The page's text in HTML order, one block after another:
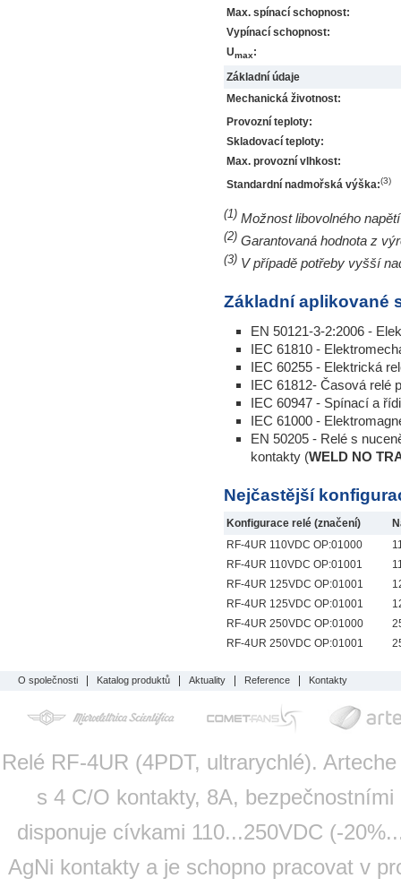
Max. spínací schopnost:
Vypínací schopnost:
Umax:
Základní údaje
Mechanická životnost:
Provozní teploty:
Skladovací teploty:
Max. provozní vlhkost:
Standardní nadmořská výška:(3)
(1) Možnost libovolného
(2) Garantovaná hodnota z
(3) V případě potřeby vyšší
Základní aplikované
EN 50121-3-2:2006 -
IEC 61810 -
IEC 60255 - Elektrická
IEC 61812- Časová relé
IEC 60947 - Spínací a
IEC 61000 -
EN 50205 - Relé s
kontakty (WELD NO
Nejčastější
Konfigurace relé (značení)
RF-4UR 110VDC OP:01000
RF-4UR 110VDC OP:01001
RF-4UR 125VDC OP:01001
RF-4UR 125VDC OP:01001
RF-4UR 250VDC OP:01000
RF-4UR 250VDC OP:01001
O společnosti Katalog produktů Aktuality Reference Kontakty
Relé RF-4UR (4PDT, ultrarychlé).
s 4 C/O kontakty, 8A,
disponuje cívkami 110...250VDC (-
AgNi kontakty a je schopno pracovat v